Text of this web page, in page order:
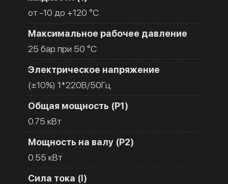
от -10 до +120 °C
Максимальное рабочее давление
25 бар при 50 °C
Электрическое напряжение
(±10%) 1*220В/50Гц
Общая мощность (Р1)
0.75 кВт
Мощность на валу (Р2)
0.55 кВт
Сила тока (I)